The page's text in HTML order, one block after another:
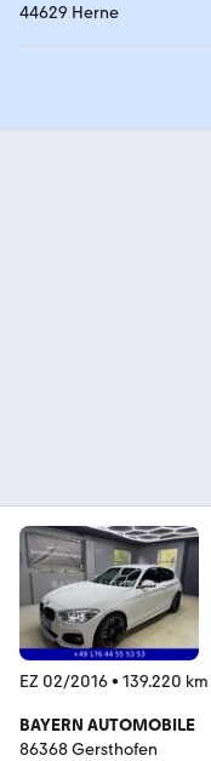
44629 Herne
EZ 02/2016• 139.220 km
BAYERN AUTOMOBILE
86368 Gersthofen